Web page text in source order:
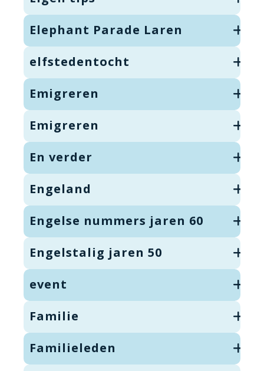
Elephant Parade Laren
elfstedentocht
Emigreren
Emigreren
En verder
Engeland
Engelse nummers jaren 60
Engelstalig jaren 50
event
Familie
Familieleden